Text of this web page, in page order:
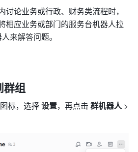
讨论业务或行政、财务类流程时，
相应业务或部门的服务台机器人拉
来解答问题。
群组
图标，选择 设置，再点击 群机器人 >